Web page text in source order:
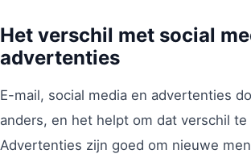
Het verschil met social
advertenties
E-mail, social media en advertenties
anders, en het helpt om dat verschil te
Advertenties zijn goed om nieuwe